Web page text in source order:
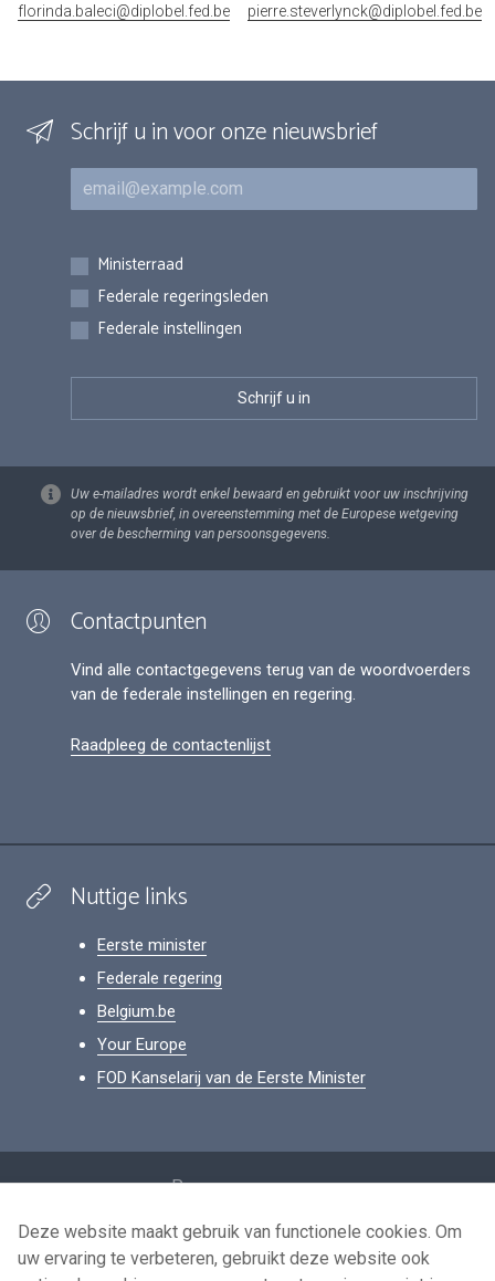
florinda.baleci@diplobel.fed.be
pierre.steverlynck@diplobel.fed.be
Schrijf u in voor onze nieuwsbrief
E-mail
Inschrijvingen
Ministerraad
Federale regeringsleden
Federale instellingen
Uw e-mailadres wordt enkel bewaard en gebruikt voor uw inschrijving
op de nieuwsbrief, in overeenstemming met de Europese wetgeving
over de bescherming van persoonsgegevens.
Contactpunten
Vind alle contactgegevens terug van de woordvoerders
van de federale instellingen en regering.
Raadpleeg de contactenlijst
Nuttige links
Eerste minister
Federale regering
Belgium.be
Your Europe
FOD Kanselarij van de Eerste Minister
Persoonsgegevens
Voorwaarden voor het hergebruik
Contacteer ons
Deze website maakt gebruik van functionele cookies. Om
uw ervaring te verbeteren, gebruikt deze website ook